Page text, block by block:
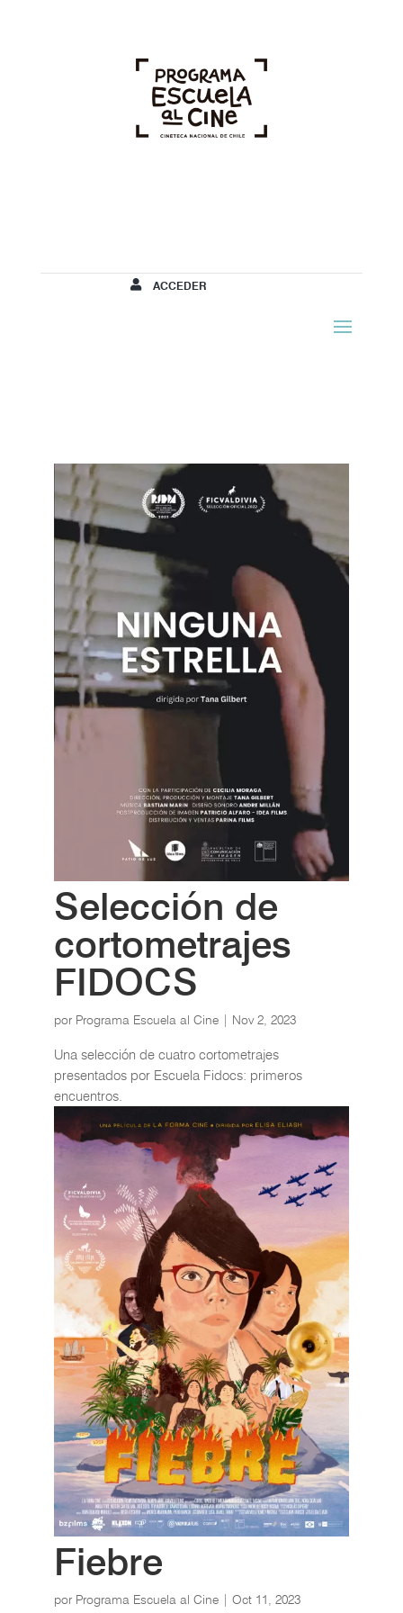
ACCEDER
Selección de
cortometrajes
FIDOCS
por Programa Escuela al Cine| Nov 2, 2023
Una selección de cuatro cortometrajes
presentados por Escuela Fidocs: primeros
encuentros.
Fiebre
por Programa Escuela al Cine| Oct 11, 2023